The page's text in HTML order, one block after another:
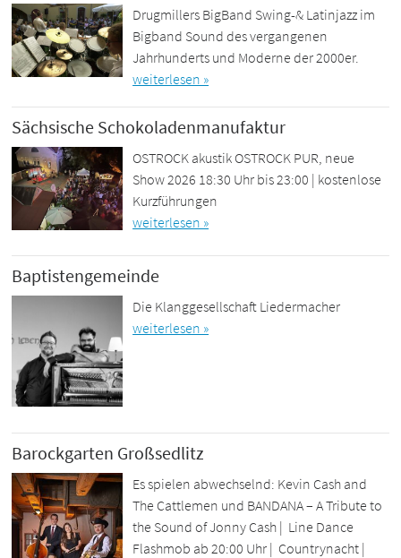
Drugmillers BigBand Swing-& Latinjazz im
Bigband Sound des vergangenen
Jahrhunderts und Moderne der 2000er.
weiterlesen »
Sächsische Schokoladenmanufaktur
OSTROCK akustik OSTROCK PUR, neue
Show 2026 18:30 Uhr bis 23:00 | kostenlose
Kurzführungen
weiterlesen »
Baptistengemeinde
Die Klanggesellschaft Liedermacher
weiterlesen »
Barockgarten Großsedlitz
Es spielen abwechselnd: Kevin Cash and
The Cattlemen und BANDANA – A Tribute to
the Sound of Jonny Cash | Line Dance
Flashmob ab 20:00 Uhr | Countrynacht |